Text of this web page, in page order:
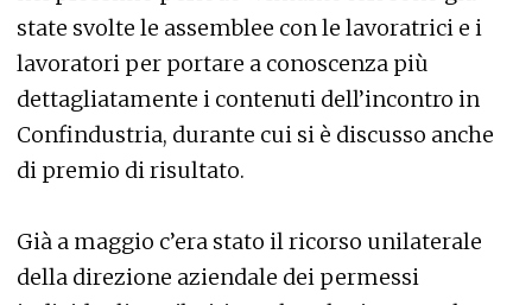
state svolte le assemblee con le lavoratrici e i
lavoratori per portare a conoscenza più
dettagliatamente i contenuti dell’incontro in
Confindustria, durante cui si è discusso anche
di premio di risultato.
Già a maggio c’era stato il ricorso unilaterale
della direzione aziendale dei permessi